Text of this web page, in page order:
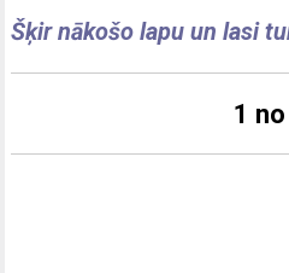
Šķir nākošo lapu un lasi
1